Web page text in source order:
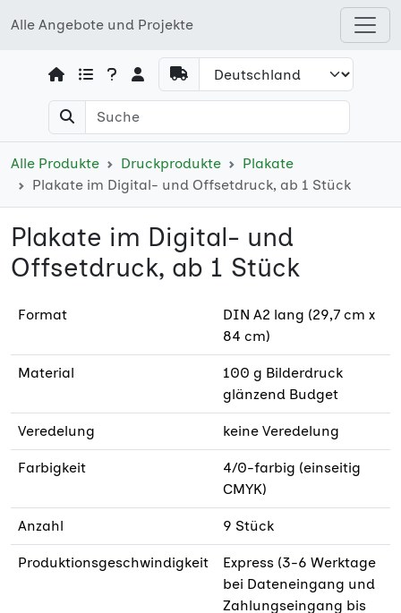
Alle Angebote und Projekte
Open shops menu
Alle Produkte Druckprodukte
Plakate
Plakate im Digital- und Offsetdruck, ab 1 Stück
Plakate im Digital- und
Offsetdruck, ab 1 Stück
Format
DIN A2 lang (29,7 cm x
84 cm)
Material
100 g Bilderdruck
glänzend Budget
Veredelung keine Veredelung
Farbigkeit
4/0-farbig (einseitig
CMYK)
Anzahl 9 Stück
Produktionsgeschwindigkeit
Express (3-6 Werktage
bei Dateneingang und
Zahlungseingang bis